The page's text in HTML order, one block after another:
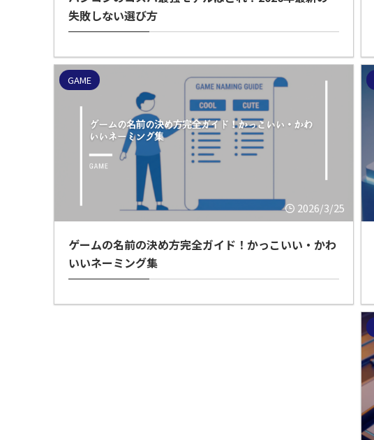
失敗しない選び方
2026/3/25
GAME
ゲームの名前の決め方完全ガイド！かっこいい・かわ
いいネーミング集